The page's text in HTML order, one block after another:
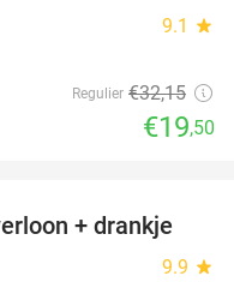
9.1 star
Regulier €32,15
€19,50
15%
+ drankje
9.9 star